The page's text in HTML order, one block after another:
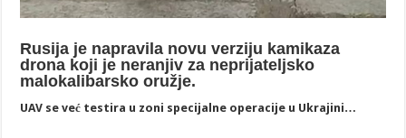
Rusija je napravila novu verziju kamikaza
drona koji je neranjiv za neprijateljsko
malokalibarsko oružje.
UAV se već testira u zoni specijalne operacije u Ukrajini…